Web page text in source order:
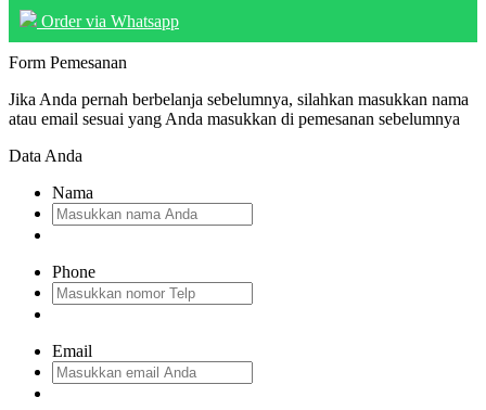
Order via Whatsapp
Form Pemesanan
Jika Anda pernah berbelanja sebelumnya, silahkan masukkan nama
atau email sesuai yang Anda masukkan di pemesanan sebelumnya
Data Anda
Nama
Phone
Email